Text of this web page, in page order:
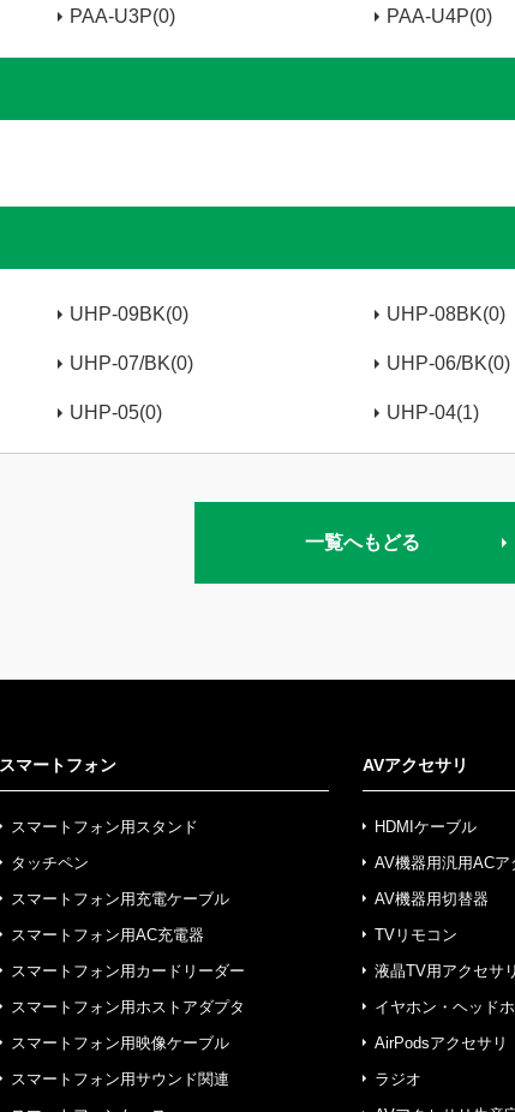
PAA-U3P(0) PAA-U4P(0)
UHP-09BK(0) UHP-08BK(0)
UHP-07/BK(0) UHP-06/BK(0)
UHP-05(0) UHP-04(1)
一覧へもどる
スマートフォン
スマートフォン用スタンド
タッチペン
スマートフォン用充電ケーブル
スマートフォン用AC充電器
スマートフォン用カードリーダー
スマートフォン用ホストアダプタ
スマートフォン用映像ケーブル
スマートフォン用サウンド関連
AVアクセサリ
HDMIケーブル
AV機器用汎用ACア
AV機器用切替器
TVリモコン
液晶TV用アクセサリ
イヤホン・ヘッド
AirPodsアクセサリ
ラジオ